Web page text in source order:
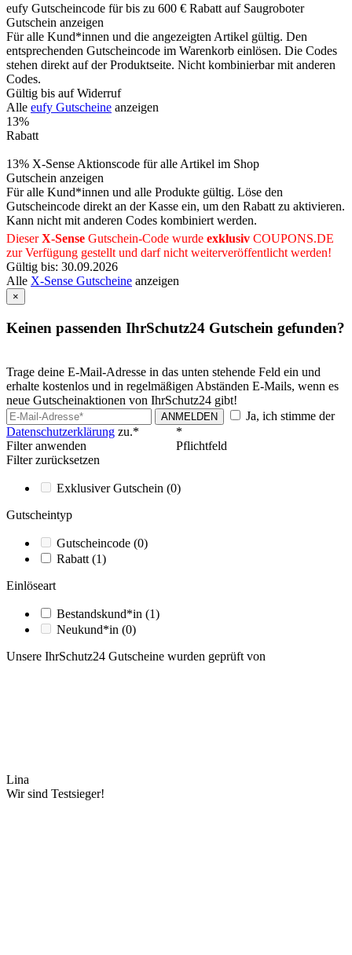
eufy Gutscheincode für bis zu 600 € Rabatt auf Saugroboter
Gutschein anzeigen
Für alle Kund*innen und die angezeigten Artikel gültig. Den
entsprechenden Gutscheincode im Warenkorb einlösen. Die Codes
stehen direkt auf der Produktseite. Nicht kombinierbar mit anderen
Codes.
Gültig bis auf Widerruf
Alle eufy Gutscheine anzeigen
13%
Rabatt
13% X-Sense Aktionscode für alle Artikel im Shop
Gutschein anzeigen
Für alle Kund*innen und alle Produkte gültig. Löse den
Gutscheincode direkt an der Kasse ein, um den Rabatt zu aktivieren.
Kann nicht mit anderen Codes kombiniert werden.
DieserX-Sense Gutschein-Code wurde exklusiv COUPONS.DE
zur Verfügung gestellt und darf nicht weiterveröffentlicht werden!
Gültig bis: 30.09.2026
Alle X-Sense Gutscheine anzeigen
×
Keinen passenden IhrSchutz24 Gutschein gefunden?
Trage deine E-Mail-Adresse in das unten stehende Feld ein und
erhalte kostenlos und in regelmäßigen Abständen E-Mails, wenn es
neue Gutscheinaktionen von IhrSchutz24 gibt!
ANMELDEN
Ja, ich stimme der
Datenschutzerklärung zu.*
*
Pflichtfeld
Filter anwenden
Filter zurücksetzen
Exklusiver Gutschein (0)
Gutscheintyp
Gutscheincode (0)
Rabatt (1)
Einlöseart
Bestandskund*in (1)
Neukund*in (0)
Unsere IhrSchutz24 Gutscheine wurden geprüft von
Lina
Wir sind Testsieger!